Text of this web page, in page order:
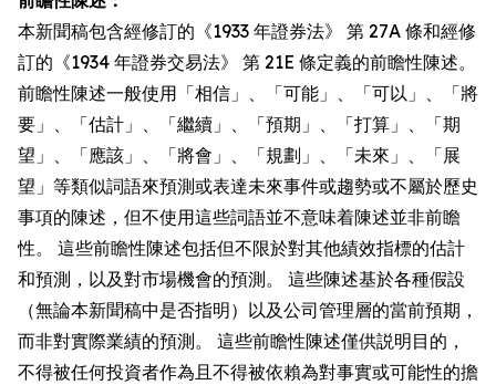
本新聞稿包含經修訂的《1933 年證券法》 第 27A 條和經修
訂的《1934 年證券交易法》 第 21E 條定義的前瞻性陳述。
前瞻性陳述一般使用「相信」、「可能」、「可以」、「將
要」、「估計」、「繼續」、「預期」、「打算」、「期
望」、「應該」、「將會」、「規劃」、「未來」、「展
望」等類似詞語來預測或表達未來事件或趨勢或不屬於歷史
事項的陳述，但不使用這些詞語並不意味着陳述並非前瞻
性。 這些前瞻性陳述包括但不限於對其他績效指標的估計
和預測，以及對市場機會的預測。 這些陳述基於各種假設
（無論本新聞稿中是否指明）以及公司管理層的當前預期，
而非對實際業績的預測。 這些前瞻性陳述僅供説明目的，
不得被任何投資者作為且不得被依賴為對事實或可能性的擔